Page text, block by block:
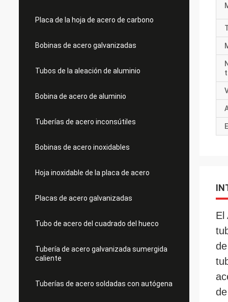
Placa de la hoja de acero de carbono
Bobinas de acero galvanizadas
Tubos de la aleación de aluminio
Bobina de acero de aluminio
Tuberías de acero inconsútiles
Bobinas de acero inoxidables
Hoja inoxidable de la placa de acero
Placas de acero galvanizadas
Tubo de acero del cuadrado del hueco
Tubería de acero galvanizada sumergida
caliente
Tuberías de acero soldadas con autógena
El
de